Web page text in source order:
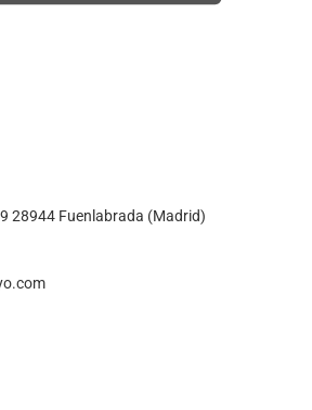
28944 Fuenlabrada (Madrid)